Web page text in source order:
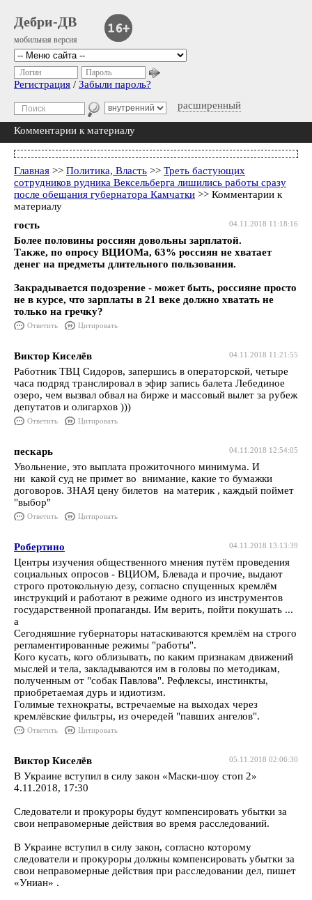
Дебри-ДВ
мобильная версия
расширенный
Логин Пароль
Регистрация / Забыли пароль?
Комментарии к материалу
Главная >> Политика, Власть >> Треть бастующих
сотрудников рудника Вексельберга лишились работы сразу
после обещания губернатора Камчатки >> Комментарии к
материалу
04.11.2018 11:18:16
гость
Более половины россиян довольны зарплатой.
Также, по опросу ВЦИОМа, 63% россиян не хватает
денег на предметы длительного пользования.
Закрадывается подозрение - может быть, россияне просто
не в курсе, что зарплаты в 21 веке должно хватать не
только на гречку?
Ответить Цитировать
04.11.2018 11:21:55
Виктор Киселёв
Работник ТВЦ Сидоров, запершись в операторской, четыре
часа подряд транслировал в эфир запись балета Лебединое
озеро, чем вызвал обвал на бирже и массовый вылет за рубеж
депутатов и олигархов )))
Ответить Цитировать
04.11.2018 12:54:05
пескарь
Увольнение, это выплата прожиточного минимума. И
ни какой суд не примет во внимание, какие то бумажки
договоров. ЗНАЯ цену билетов на материк , каждый поймет
"выбор"
Ответить Цитировать
04.11.2018 13:13:39
Робертино
Центры изучения общественного мнения путём проведения
социальных опросов - ВЦИОМ, Блевада и прочие, выдают
строго протокольную дезу, согласно спущенных кремлём
инструкций и работают в режиме одного из инструментов
государственной пропаганды. Им верить, пойти покушать ...
а
Сегодняшние губернаторы натаскиваются кремлём на строго
регламентированные режимы "работы".
Кого кусать, кого облизывать, по каким признакам движений
мыслей и тела, закладываются им в головы по методикам,
полученным от "собак Павлова". Рефлексы, инстинкты,
приобретаемая дурь и идиотизм.
Голимые технократы, встречаемые на выходах через
кремлёвские фильтры, из очередей "павших ангелов".
Ответить Цитировать
05.11.2018 02:06:30
Виктор Киселёв
В Украине вступил в силу закон «Маски-шоу стоп 2»
4.11.2018, 17:30
Следователи и прокуроры будут компенсировать убытки за
свои неправомерные действия во время расследований.
В Украине вступил в силу закон, согласно которому
следователи и прокуроры должны компенсировать убытки за
свои неправомерные действия при расследовании дел, пишет
«Униан» .